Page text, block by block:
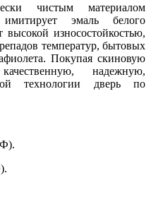
чистым материалом
эмаль белого
высокой износостойкостью,
температур, бытовых
Покупая скиновую
надежную,
технологии дверь по